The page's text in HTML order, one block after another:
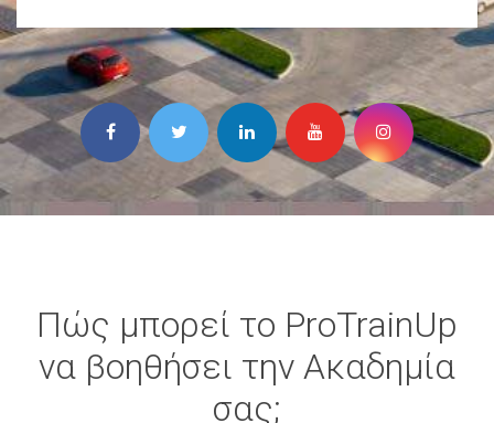
Πώς μπορεί το ProTrainUp
να βοηθήσει την Ακαδημία
σας;